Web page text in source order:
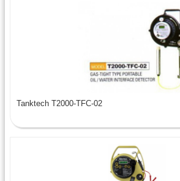
Tanktech T2000-TFC-02